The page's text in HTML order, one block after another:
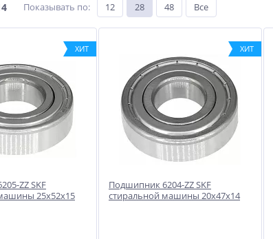
Показывать по: 12 28 48 Все
ХИТ
ZZ SKF
25x52x15
ХИТ
Подшипник 6204-ZZ SKF
стиральной машины 20x47x14